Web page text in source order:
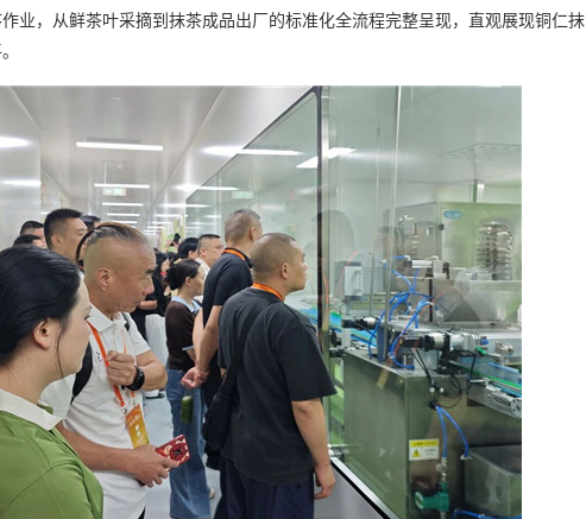
业，从鲜茶叶采摘到抹茶成品出厂的标准化全流程完整呈现，直观展现铜仁抹